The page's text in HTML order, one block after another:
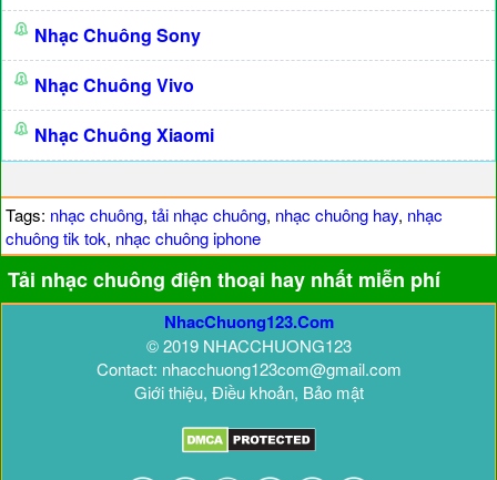
Nhạc Chuông Sony
Nhạc Chuông Vivo
Nhạc Chuông Xiaomi
Tags: nhạc chuông, tải nhạc chuông, nhạc chuông hay, nhạc
chuông tik tok, nhạc chuông iphone
Tải nhạc chuông điện thoại hay nhất miễn phí
NhacChuong123.Com
© 2019 NHACCHUONG123
Contact: nhacchuong123com@gmail.com
Giới thiệu, Điều khoản, Bảo mật